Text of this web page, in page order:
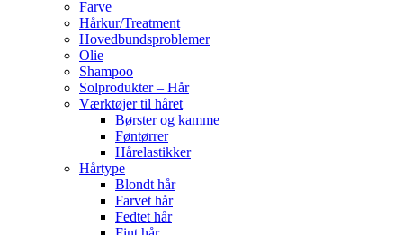
Farve
Hårkur/Treatment
Hovedbundsproblemer
Olie
Shampoo
Solprodukter – Hår
Værktøjer til håret
Børster og kamme
Føntørrer
Hårelastikker
Hårtype
Blondt hår
Farvet hår
Fedtet hår